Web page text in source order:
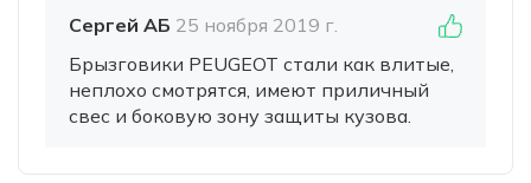
Сергей АБ 25 ноября 2019 г.
Брызговики PEUGEOT стали как влитые,
неплохо смотрятся, имеют приличный
свес и боковую зону защиты кузова.